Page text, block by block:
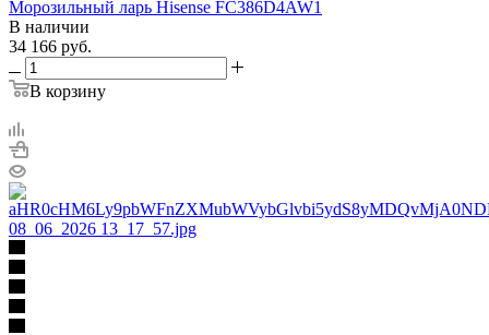
Морозильный ларь Hisense FC386D4AW1
В наличии
34 166 руб.
В корзину